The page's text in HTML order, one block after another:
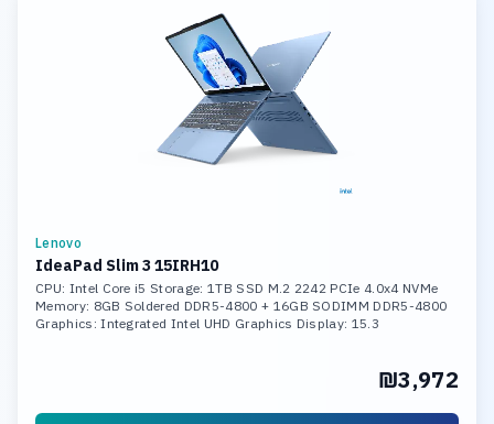
Lenovo
IdeaPad Slim 3 15IRH10
CPU: Intel Core i5 Storage: 1TB SSD M.2 2242 PCIe 4.0x4 NVMe
Memory: 8GB Soldered DDR5-4800 + 16GB SODIMM DDR5-4800
Graphics: Integrated Intel UHD Graphics Display: 15.3
₪3,972